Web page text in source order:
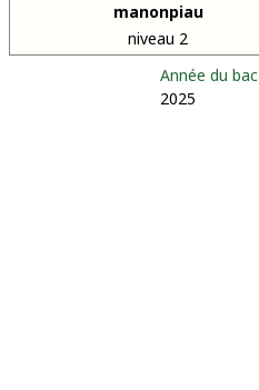
manonpiau
niveau 2
Année du bac
2025